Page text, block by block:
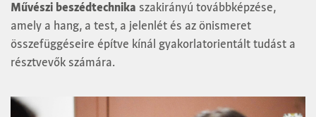
Művészi beszédtechnika szakirányú továbbképzése,
amely a hang, a test, a jelenlét és az önismeret
összefüggéseire építve kínál gyakorlatorientált tudást a
résztvevők számára.